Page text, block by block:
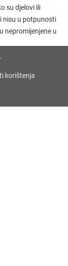
su djelovi ili
nisu u potpunosti
nepromijenjene u
korištenja